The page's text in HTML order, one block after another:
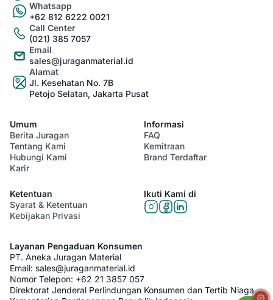
Whatsapp
+62 812 6222 0021
Call Center
(021) 385 7057
Email
sales@juraganmaterial.id
Alamat
Jl. Kesehatan No. 7B
Petojo Selatan, Jakarta Pusat
Umum
Berita Juragan
Tentang Kami
Hubungi Kami
Karir
Informasi
FAQ
Kemitraan
Brand Terdaftar
Ketentuan
Syarat & Ketentuan
Kebijakan Privasi
Ikuti Kami di
Layanan Pengaduan Konsumen
PT. Aneka Juragan Material
Email: sales@juraganmaterial.id
Nomor Telepon: +62 21 3857 057
Direktorat Jenderal Perlindungan Konsumen dan Tertib Niaga